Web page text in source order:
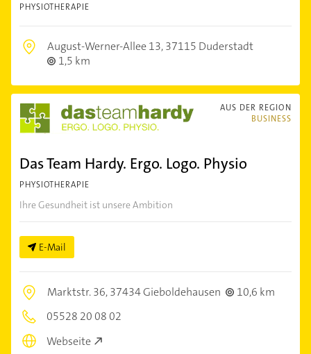
PHYSIOTHERAPIE
August-Werner-Allee 13,37115 Duderstadt
1,5 km
AUS DER REGION
BUSINESS
Das Team Hardy. Ergo. Logo. Physio
PHYSIOTHERAPIE
Ihre Gesundheit ist unsere Ambition
E-Mail
Marktstr. 36,37434 Gieboldehausen
10,6 km
05528 20 08 02
Webseite